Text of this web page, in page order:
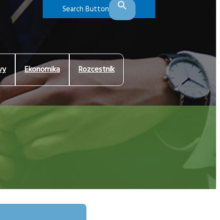
Search Button
Ekonomika Rozcestník